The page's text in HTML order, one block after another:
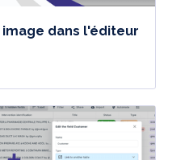
dans l'éditeur